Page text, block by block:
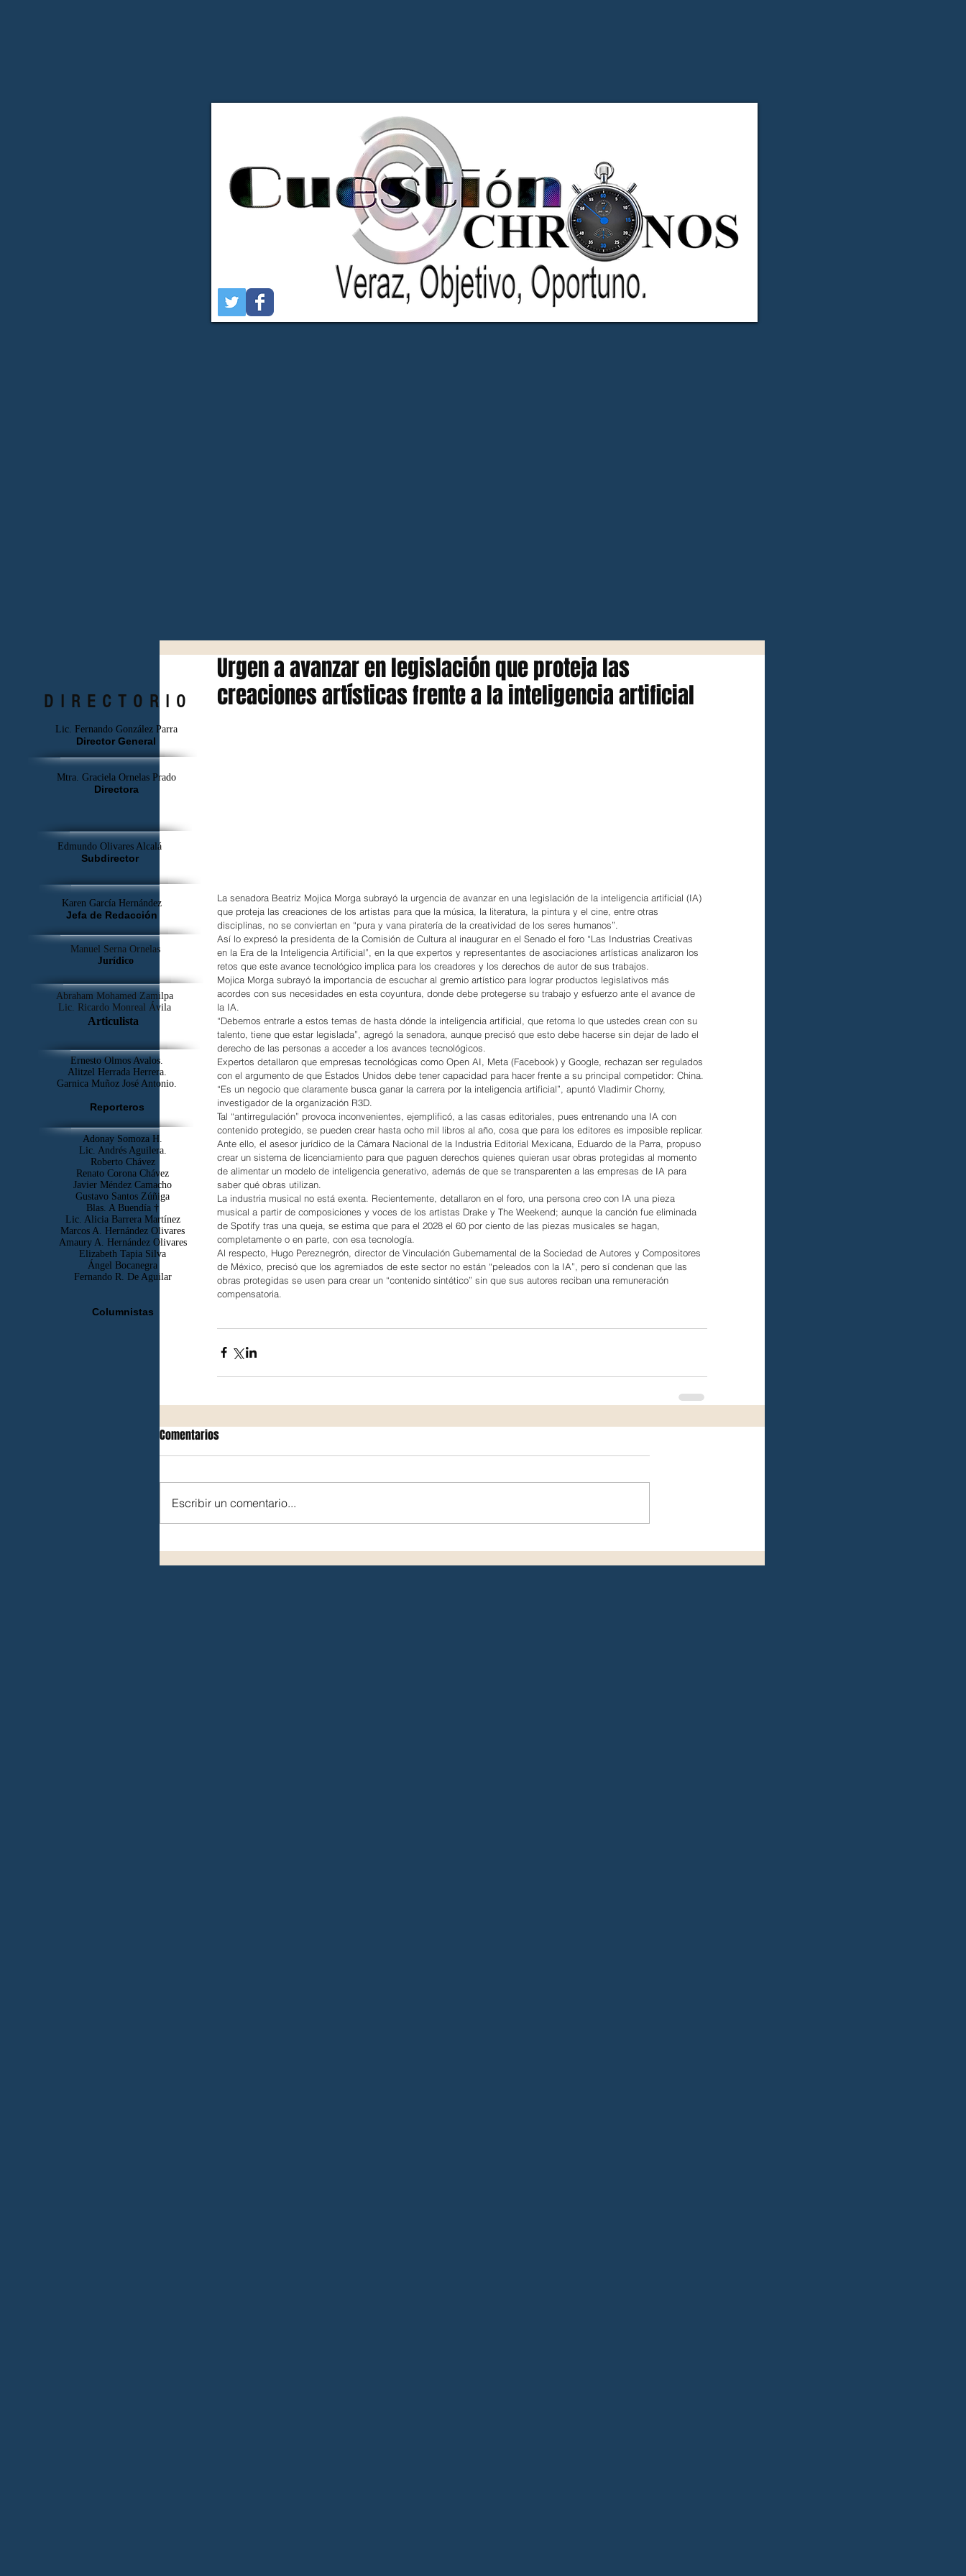
Urgen a avanzar en legislación que proteja las
creaciones artísticas frente a la inteligencia artificial
La senadora Beatriz Mojica Morga subrayó la urgencia de avanzar en una legislación de la inteligencia artificial (IA)
que proteja las creaciones de los artistas para que la música, la literatura, la pintura y el cine, entre otras
disciplinas, no se conviertan en “pura y vana piratería de la creatividad de los seres humanos”.
Así lo expresó la presidenta de la Comisión de Cultura al inaugurar en el Senado el foro “Las Industrias Creativas
en la Era de la Inteligencia Artificial”, en la que expertos y representantes de asociaciones artísticas analizaron los
retos que este avance tecnológico implica para los creadores y los derechos de autor de sus trabajos.
Mojica Morga subrayó la importancia de escuchar al gremio artístico para lograr productos legislativos más
acordes con sus necesidades en esta coyuntura, donde debe protegerse su trabajo y esfuerzo ante el avance de
la IA.
“Debemos entrarle a estos temas de hasta dónde la inteligencia artificial, que retoma lo que ustedes crean con su
talento, tiene que estar legislada”, agregó la senadora, aunque precisó que esto debe hacerse sin dejar de lado el
derecho de las personas a acceder a los avances tecnológicos.
Expertos detallaron que empresas tecnológicas como Open AI, Meta (Facebook) y Google, rechazan ser regulados
con el argumento de que Estados Unidos debe tener capacidad para hacer frente a su principal competidor: China.
“Es un negocio que claramente busca ganar la carrera por la inteligencia artificial”, apuntó Vladimir Chorny,
investigador de la organización R3D.
Tal “antirregulación” provoca inconvenientes, ejemplificó, a las casas editoriales, pues entrenando una IA con
contenido protegido, se pueden crear hasta ocho mil libros al año, cosa que para los editores es imposible replicar.
Ante ello, el asesor jurídico de la Cámara Nacional de la Industria Editorial Mexicana, Eduardo de la Parra, propuso
crear un sistema de licenciamiento para que paguen derechos quienes quieran usar obras protegidas al momento
de alimentar un modelo de inteligencia generativo, además de que se transparenten a las empresas de IA para
saber qué obras utilizan.
La industria musical no está exenta. Recientemente, detallaron en el foro, una persona creo con IA una pieza
musical a partir de composiciones y voces de los artistas Drake y The Weekend; aunque la canción fue eliminada
de Spotify tras una queja, se estima que para el 2028 el 60 por ciento de las piezas musicales se hagan,
completamente o en parte, con esa tecnología.
Al respecto, Hugo Pereznegrón, director de Vinculación Gubernamental de la Sociedad de Autores y Compositores
de México, precisó que los agremiados de este sector no están “peleados con la IA”, pero sí condenan que las
obras protegidas se usen para crear un “contenido sintético” sin que sus autores reciban una remuneración
compensatoria.
Comentarios
Escribir un comentario...
DIRECTORIO
Lic. Fernando González Parra
Director General
Mtra. Graciela Ornelas Prado
Directora
Edmundo Olivares Alcalá
Subdirector
Karen García Hernández
Jefa de Redacción
Manuel Serna Ornelas
Jurídico
Abraham Mohamed Zamilpa
Lic. Ricardo Monreal Ávila
Articulista
Ernesto Olmos Avalos.
Alitzel Herrada Herrera.
Garnica Muñoz José Antonio.
Reporteros
Adonay Somoza H.
Lic. Andrés Aguilera.
Roberto Chávez
Renato Corona Chávez
Javier Méndez Camacho
Gustavo Santos Zúñiga
Blas. A Buendía †
​Lic. Alicia Barrera Martínez
Marcos A. Hernández Olivares
Amaury A. Hernández Olivares
Elizabeth Tapia Silva
Ángel Bocanegra
Fernando R. De Aguilar
Columnistas